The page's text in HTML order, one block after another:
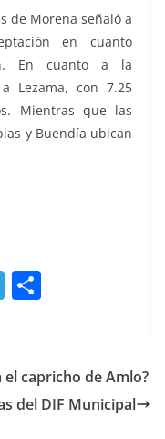
de Morena señaló a
en cuanto
En cuanto a la
Lezama, con 7.25
Mientras que las
y Buendía ubican
T
el
gr
a
p
ar
capricho de Amlo?
del DIF Municipal